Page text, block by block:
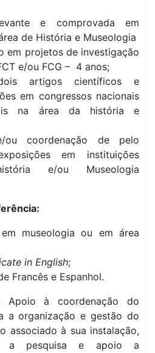
e comprovada em
de História e Museologia
em projetos de investigação
e/ou FCG – 4 anos;
artigos científicos e
em congressos nacionais
na área da história e
ou coordenação de pelo
em instituições
e/ou Museologia
museologia ou em área
in English;
Francês e Espanhol.
Apoio à coordenação do
a organização e gestão do
associado à sua instalação,
a pesquisa e apoio a